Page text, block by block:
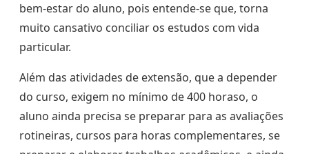
bem-estar do aluno, pois entende-se que, torna
muito cansativo conciliar os estudos com vida
particular.
Além das atividades de extensão, que a depender
do curso, exigem no mínimo de 400 horaso, o
aluno ainda precisa se preparar para as avaliações
rotineiras, cursos para horas complementares, se